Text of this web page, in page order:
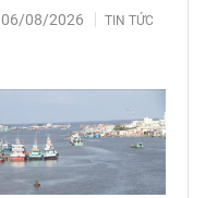
06/08/2026 TIN TỨC